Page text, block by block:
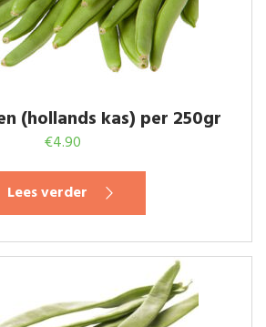
(hollands kas) per 250gr
€4.90
Lees verder